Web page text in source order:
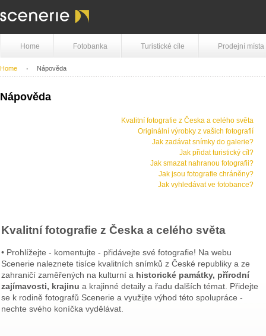
Home Fotobanka Turistické cíle Prodejní místa
Home Nápověda
Nápověda
Kvalitní fotografie z Česka a celého světa
Originální výrobky z vašich fotografií
Jak zadávat snímky do galerie?
Jak přidat turistický cíl?
Jak smazat nahranou fotografii?
Jak jsou fotografie chráněny?
Jak vyhledávat ve fotobance?
Kvalitní fotografie z Česka a celého světa
• Prohlížejte - komentujte - přidávejte své fotografie! Na webu
Scenerie naleznete tisíce kvalitních snímků z České republiky a ze
zahraničí zaměřených na kulturní a historické památky, přírodní
zajímavosti, krajinu a krajinné detaily a řadu dalších témat. Přidejte
se k rodině fotografů Scenerie a využijte výhod této spolupráce -
nechte svého koníčka vydělávat.